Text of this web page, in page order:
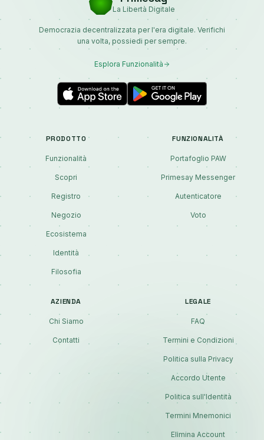
La Libertà Digitale
Democrazia decentralizzata per l'era digitale. Verifichi
una volta, possiedi per sempre.
Esplora Funzionalità
PRODOTTO
Funzionalità
Scopri
Registro
Negozio
Ecosistema
Identità
Filosofia
FUNZIONALITÀ
Portafoglio PAW
Primesay Messenger
Autenticatore
Voto
AZIENDA
Chi Siamo
Contatti
LEGALE
FAQ
Termini e Condizioni
Politica sulla Privacy
Accordo Utente
Politica sull'Identità
Termini Mnemonici
Elimina Account